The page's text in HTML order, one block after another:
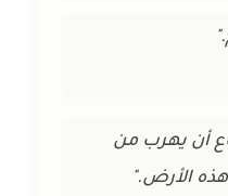
أن يهرب من
الأرض."